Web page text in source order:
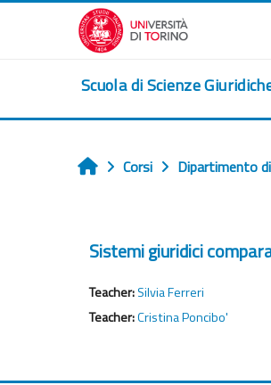
Vai al contenuto principale
Scuola di Scienze
Home
Corsi Dipartimento
Sistemi giuridici
Teacher:Silvia Ferreri
Teacher:Cristina Poncibo'